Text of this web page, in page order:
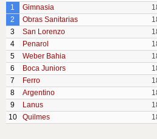
1
Gimnasia
2
Obras Sanitarias
3
San Lorenzo
4
Penarol
5
Weber Bahia
6
Boca Juniors
7
Ferro
8
Argentino
9
Lanus
10
Quilmes